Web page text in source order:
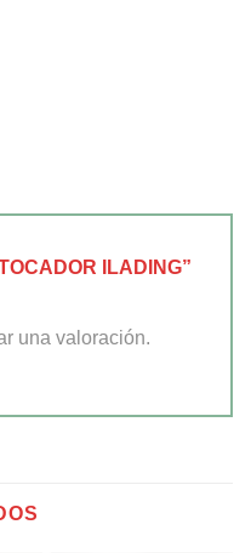
ILADING”
una valoración.